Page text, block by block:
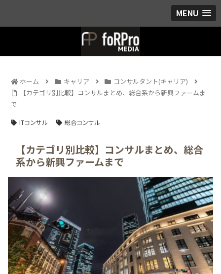
MENU
ホーム キャリア
コンサルタント(キャリア)
【カテゴリ別比較】コンサルまとめ、総合系から新興ファームま
で
ITコンサル 総合コンサル
【カテゴリ別比較】コンサルまとめ、総合
系から新興ファームまで